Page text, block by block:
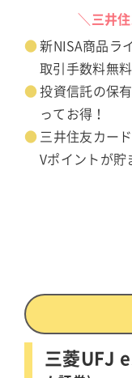
＼三井
新NISA商品ラ
取引手数料無料
投資信託の保
ってお得！
三井住友カー
Vポイントが貯
三菱UFJ